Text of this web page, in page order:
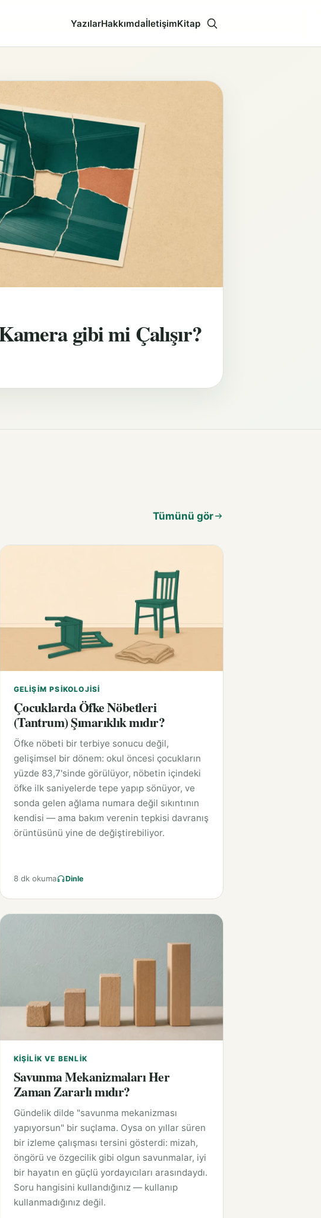
YazılarHakkımdaİletişimKitap Aramayı aç
gibi mi Çalışır?
Tümünü gör
GELIŞIM PSIKOLOJISI
Çocuklarda Öfke Nöbetleri
(Tantrum) Şımarıklık mıdır?
Öfke nöbeti bir terbiye sonucu değil,
gelişimsel bir dönem: okul öncesi çocukların
yüzde 83,7'sinde görülüyor, nöbetin içindeki
öfke ilk saniyelerde tepe yapıp sönüyor, ve
sonda gelen ağlama numara değil sıkıntının
kendisi — ama bakım verenin tepkisi davranış
örüntüsünü yine de değiştirebiliyor.
8 dk okuma Dinle
KIŞILIK VE BENLIK
Savunma Mekanizmaları Her
Zaman Zararlı mıdır?
Gündelik dilde "savunma mekanizması
yapıyorsun" bir suçlama. Oysa on yıllar süren
bir izleme çalışması tersini gösterdi: mizah,
öngörü ve özgecilik gibi olgun savunmalar, iyi
bir hayatın en güçlü yordayıcıları arasındaydı.
Soru hangisini kullandığınız — kullanıp
kullanmadığınız değil.